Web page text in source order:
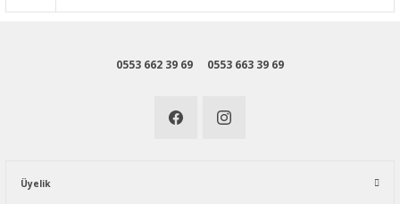
0553 662 39 69 0553 663 39 69
Üyelik